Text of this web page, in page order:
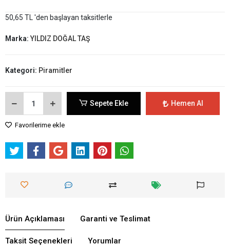
50,65 TL 'den başlayan taksitlerle
Marka:YILDIZ DOĞAL TAŞ
Kategori: Piramitler
Sepete Ekle Hemen Al
Favorilerime ekle
Ürün Açıklaması Garanti ve Teslimat
Taksit Seçenekleri Yorumlar